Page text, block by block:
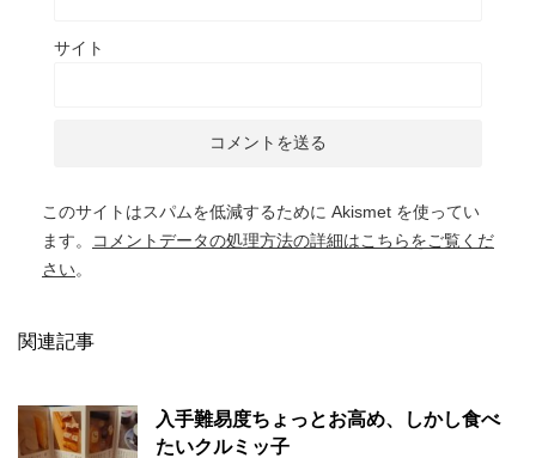
サイト
このサイトはスパムを低減するために Akismet を使ってい
ます。
コメントデータの処理方法の詳細はこちらをご覧くだ
さい。
関連記事
入手難易度ちょっとお高め、しかし食べ
たいクルミッ子